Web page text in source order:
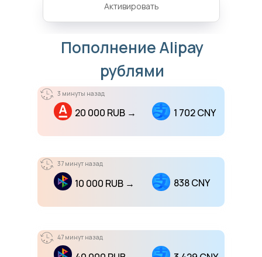
Активировать
Пополнение Alipay
рублями
20 000 RUB → 1 702 CNY
3 минуты назад
10 000 RUB → 838 CNY
37 минут назад
47 минут назад